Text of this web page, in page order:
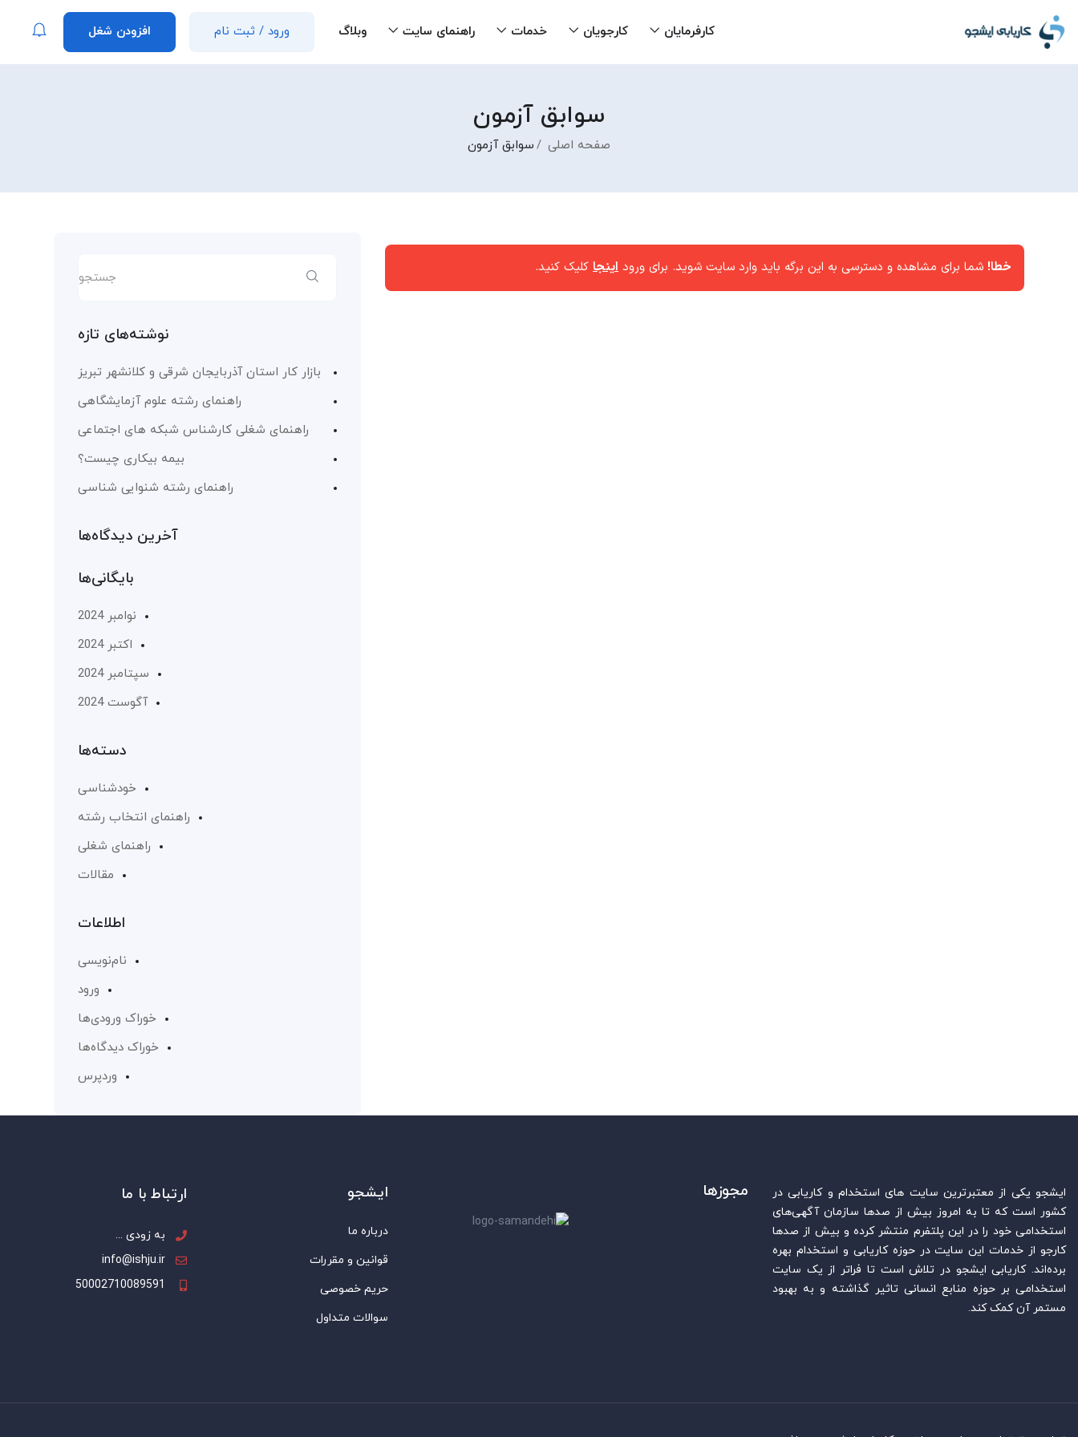
کارفرمایان کارجویان خدمات راهنمای سایت وبلاگ ورود / ثبت نام افزودن شغل
سوابق آزمون
صفحه اصلی سوابق آزمون
خطا! شما برای مشاهده و دسترسی به این برگه باید وارد سایت شوید. برای ورود اینجا کلیک کنید.
نوشته‌های تازه
بازار کار استان آذربایجان شرقی و کلانشهر تبریز
راهنمای رشته علوم آزمایشگاهی
راهنمای شغلی کارشناس شبکه های اجتماعی
بیمه بیکاری چیست؟
راهنمای رشته شنوایی شناسی
آخرین دیدگاه‌ها
بایگانی‌ها
نوامبر 2024
اکتبر 2024
سپتامبر 2024
آگوست 2024
دسته‌ها
خودشناسی
راهنمای انتخاب رشته
راهنمای شغلی
مقالات
اطلاعات
نام‌نویسی
ورود
خوراک ورودی‌ها
خوراک دیدگاه‌ها
وردپرس
ایشجو یکی از معتبرترین سایت‌ های استخدام و کاریابی در
کشور است که تا به امروز بیش از صدها سازمان آگهی‌های
استخدامی خود را در این پلتفرم منتشر کرده و بیش از صدها
کارجو از خدمات این سایت در حوزه کاریابی و استخدام بهره
برده‌اند. کاریابی ایشجو در تلاش است تا فراتر از یک سایت
استخدامی بر حوزه منابع انسانی تاثیر گذاشته و به بهبود
مستمر آن کمک کند.
مجوزها ایشجو
درباره ما
قوانین و مقررات
حریم خصوصی
سوالات متداول
ارتباط با ما
به زودی ...
info@ishju.ir
50002710089591